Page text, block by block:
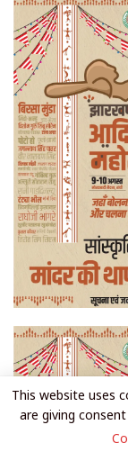
This website uses
are giving